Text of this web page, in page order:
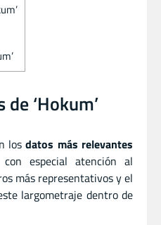
‘Hokum’
losdatos más relevantes
especial atención al
más representativos y el
largometraje dentro de